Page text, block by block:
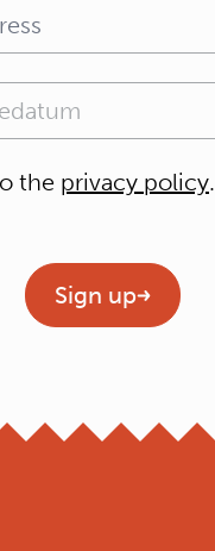
the privacy policy.
Sign up